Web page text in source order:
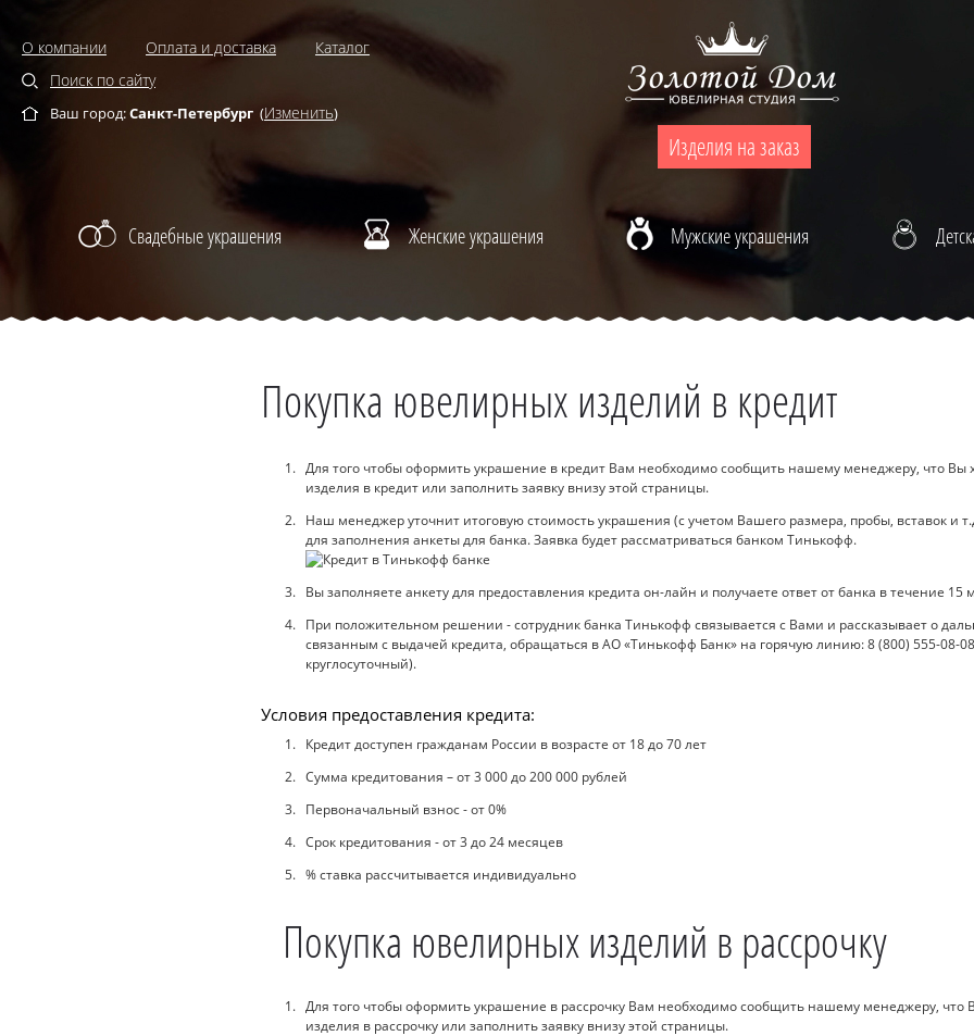
Изделия на заказ
О компании Оплата и доставка
Каталог
Поиск по сайту
Ваш город:Санкт-Петербург (Изменить)
Свадебные украшения Женские украшения Мужские украшения
Покупка ювелирных изделий в кредит
Для того чтобы оформить украшение в кредит Вам необходимо сообщить нашему менеджеру, что Вы
изделия в кредит или заполнить заявку внизу этой страницы.
Наш менеджер уточнит итоговую стоимость украшения (с учетом Вашего размера, пробы, вставок и
для заполнения анкеты для банка. Заявка будет рассматриваться банком Тинькофф.
Вы заполняете анкету для предоставления кредита он-лайн и получаете ответ от банка в течение 15
При положительном решении - сотрудник банка Тинькофф связывается с Вами и рассказывает о
связанным с выдачей кредита, обращаться в АО «Тинькофф Банк» на горячую линию: 8 (800) 555-08-
круглосуточный).
Условия предоставления кредита:
Кредит доступен гражданам России в возрасте от 18 до 70 лет
Сумма кредитования – от 3 000 до 200 000 рублей
Первоначальный взнос - от 0%
Срок кредитования - от 3 до 24 месяцев
% ставка рассчитывается индивидуально
Покупка ювелирных изделий в рассрочку
Для того чтобы оформить украшение в рассрочку Вам необходимо сообщить нашему менеджеру, что
изделия в рассрочку или заполнить заявку внизу этой страницы.